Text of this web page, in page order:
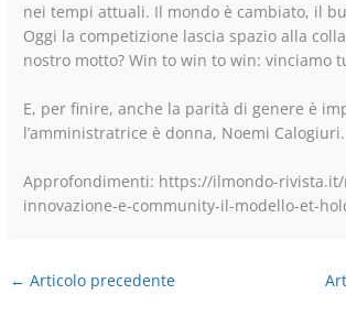
nei tempi attuali. Il mondo è cambiato, il
Oggi la competizione lascia spazio alla
nostro motto? Win to win to win: vinciamo
E, per finire, anche la parità di genere è
l’amministratrice è donna, Noemi Calogiuri.
Approfondimenti: https://ilmondo-
innovazione-e-community-il-modello-et-
← Articolo precedente